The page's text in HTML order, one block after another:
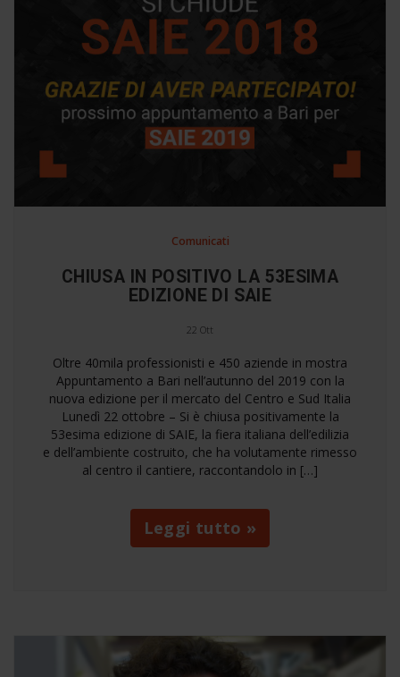
Comunicati
CHIUSA IN POSITIVO LA 53ESIMA
EDIZIONE DI SAIE
22 Ott
Oltre 40mila professionisti e 450 aziende in mostra
Appuntamento a Bari nell’autunno del 2019 con la
nuova edizione per il mercato del Centro e Sud Italia
Lunedì 22 ottobre – Si è chiusa positivamente la
53esima edizione di SAIE, la fiera italiana dell’edilizia
e dell’ambiente costruito, che ha volutamente rimesso
al centro il cantiere, raccontandolo in […]
Leggi tutto »